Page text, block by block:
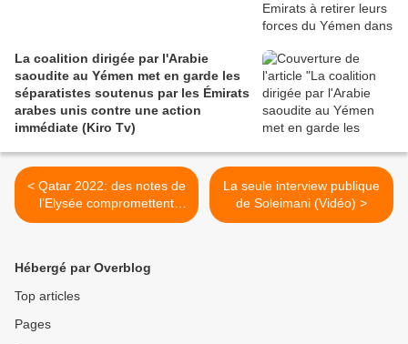
La coalition dirigée par l'Arabie
saoudite au Yémen met en garde les
séparatistes soutenus par les Émirats
arabes unis contre une action
immédiate (Kiro Tv)
< Qatar 2022: des notes de
l’Elysée compromettent
Platini et Sarkozy
La seule interview publique
de Soleimani (Vidéo) >
Hébergé par Overblog
Top articles
Pages